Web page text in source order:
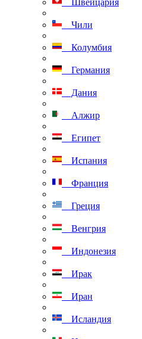
Швейцария
Чили
Колумбия
Германия
Дания
Алжир
Египет
Испания
Франция
Греция
Венгрия
Индонезия
Ирак
Иран
Исландия